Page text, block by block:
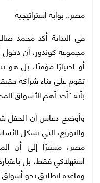
مصر.. بوابة استراتيجية
في البداية أكد محمد
مجموعة كوندور، أن
أو اختيارًا مؤقتًا، بل هو
تقوم على بناء شراكة
بأنه “أحد أهم الأسواق
وأوضح دعاس أن الحفل
والتوزيع، التي تشكل
مصر، مشيرًا إلى أن
استهلاكي فقط، بل
وقاعدة انطلاق نحو